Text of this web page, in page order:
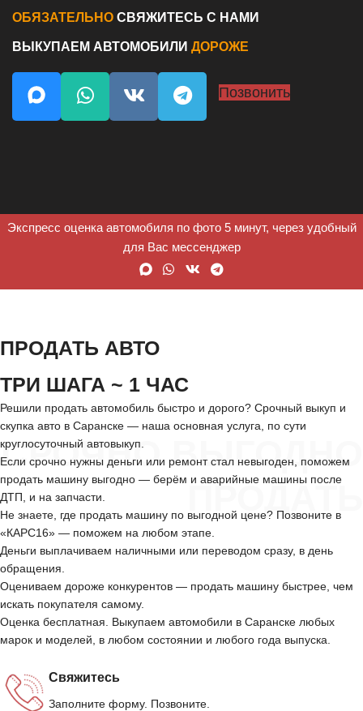
ОБЯЗАТЕЛЬНО СВЯЖИТЕСЬ С НАМИ
ВЫКУПАЕМ АВТОМОБИЛИ ДОРОЖЕ
Позвонить
Экспресс оценка автомобиля по фото 5 минут, через удобный
для Вас мессенджер
СРОЧНО ВЫГОДНО
ПРОДАТЬ
ПРОДАТЬ АВТО
ТРИ ШАГА ~ 1 ЧАС
Решили продать автомобиль быстро и дорого? Срочный выкуп и
скупка авто в Саранске — наша основная услуга, по сути
круглосуточный автовыкуп.
Если срочно нужны деньги или ремонт стал невыгоден, поможем
продать машину выгодно — берём и аварийные машины после
ДТП, и на запчасти.
Не знаете, где продать машину по выгодной цене? Позвоните в
«КАРС16» — поможем на любом этапе.
Деньги выплачиваем наличными или переводом сразу, в день
обращения.
Оцениваем дороже конкурентов — продать машину быстрее, чем
искать покупателя самому.
Оценка бесплатная. Выкупаем автомобили в Саранске любых
марок и моделей, в любом состоянии и любого года выпуска.
Свяжитесь
Заполните форму. Позвоните.